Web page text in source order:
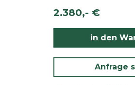
2.380,- €
in den
Anfrage